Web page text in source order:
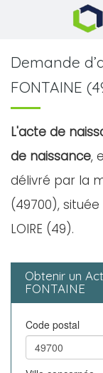
Demande
FONTAINE
L'acte de
de naissance,
délivré par la
(49700),
LOIRE (49).
Obtenir un
FONTAINE
Code postal